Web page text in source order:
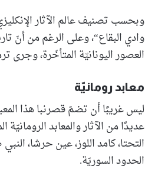
وبحسب تصنيف عالم الآثار
وادي البقاع“، وعلى الرغم من أنّ
العصور اليونانيّة المتأخّرة، وجرى
معابد رومانيّة
ليس غريبًا أن تضمّ قصرنبا هذا
عديدًا من الآثار والمعابد
التحتا، كامد اللوز، عين حرشا،
الحدود السوريّة.